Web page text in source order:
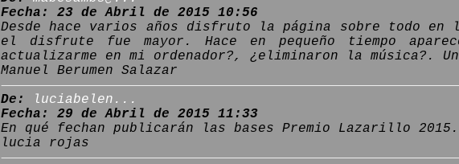
Fecha: 23 de Abril de 2015 10:56
Desde hace varios años disfruto la página sobre todo en
el disfrute fue mayor. Hace en pequeño tiempo
actualizarme en mi ordenador?, ¿eliminaron la música?.
Manuel Berumen Salazar
De:
luciabelen...
Fecha: 29 de Abril de 2015 11:33
En qué fechan publicarán las bases Premio Lazarillo 2015.
lucia rojas